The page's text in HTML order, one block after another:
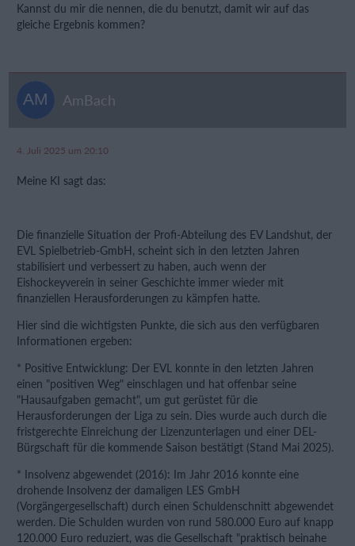
Kannst du mir die nennen, die du benutzt, damit wir auf das
gleiche Ergebnis kommen?
AmBach
4. Juli 2025 um 20:10
Meine KI sagt das:
Die finanzielle Situation der Profi-Abteilung des EV Landshut, der
EVL Spielbetrieb-GmbH, scheint sich in den letzten Jahren
stabilisiert und verbessert zu haben, auch wenn der
Eishockeyverein in seiner Geschichte immer wieder mit
finanziellen Herausforderungen zu kämpfen hatte.
Hier sind die wichtigsten Punkte, die sich aus den verfügbaren
Informationen ergeben:
* Positive Entwicklung: Der EVL konnte in den letzten Jahren
einen "positiven Weg" einschlagen und hat offenbar seine
"Hausaufgaben gemacht", um gut gerüstet für die
Herausforderungen der Liga zu sein. Dies wurde auch durch die
fristgerechte Einreichung der Lizenzunterlagen und einer DEL-
Bürgschaft für die kommende Saison bestätigt (Stand Mai 2025).
* Insolvenz abgewendet (2016): Im Jahr 2016 konnte eine
drohende Insolvenz der damaligen LES GmbH
(Vorgängergesellschaft) durch einen Schuldenschnitt abgewendet
werden. Die Schulden wurden von rund 580.000 Euro auf knapp
120.000 Euro reduziert, was die Gesellschaft "praktisch beinahe